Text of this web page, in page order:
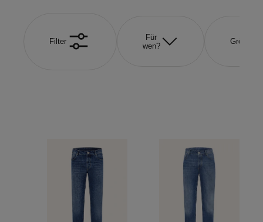
Filter
Für
wen?
Größe